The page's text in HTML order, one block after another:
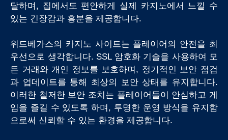
달하며, 집에서도 편안하게 실제 카지노에서 느낄 수
있는 긴장감과 흥분을 제공합니다.
위드베가스의 카지노 사이트는 플레이어의 안전을 최
우선으로 생각합니다. SSL 암호화 기술을 사용하여 모
든 거래와 개인 정보를 보호하며, 정기적인 보안 점검
과 업데이트를 통해 최상의 보안 상태를 유지합니다.
이러한 철저한 보안 조치는 플레이어들이 안심하고 게
임을 즐길 수 있도록 하며, 투명한 운영 방식을 유지함
으로써 신뢰할 수 있는 환경을 제공합니다.